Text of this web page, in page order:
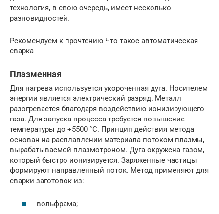
технология, в свою очередь, имеет несколько
разновидностей.
Рекомендуем к прочтению Что такое автоматическая
сварка
Плазменная
Для нагрева используется укороченная дуга. Носителем
энергии является электрический разряд. Металл
разогревается благодаря воздействию ионизирующего
газа. Для запуска процесса требуется повышение
температуры до +5500 °С. Принцип действия метода
основан на расплавлении материала потоком плазмы,
вырабатываемой плазмотроном. Дуга окружена газом,
который быстро ионизируется. Заряженные частицы
формируют направленный поток. Метод применяют для
сварки заготовок из:
вольфрама;